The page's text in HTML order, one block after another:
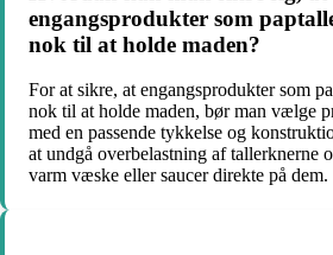
engangsprodukter som
nok til at holde maden?
For at sikre, at engangsprodukter som
nok til at holde maden, bør man vælge
med en passende tykkelse og
at undgå overbelastning af tallerknerne
varm væske eller saucer direkte på dem.